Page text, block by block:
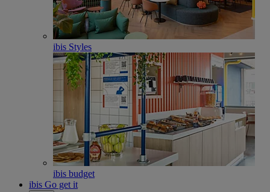
ibis Styles
ibis budget
ibis Go get it